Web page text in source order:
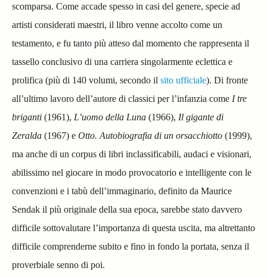
scomparsa. Come accade spesso in casi del genere, specie ad
artisti considerati maestri, il libro venne accolto come un
testamento, e fu tanto più atteso dal momento che rappresenta il
tassello conclusivo di una carriera singolarmente eclettica e
prolifica (più di 140 volumi, secondo il sito ufficiale). Di fronte
all’ultimo lavoro dell’autore di classici per l’infanzia come I tre
briganti (1961), L’uomo della Luna (1966), Il gigante di
Zeralda (1967) e Otto. Autobiografia di un orsacchiotto (1999),
ma anche di un corpus di libri inclassificabili, audaci e visionari,
abilissimo nel giocare in modo provocatorio e intelligente con le
convenzioni e i tabù dell’immaginario, definito da Maurice
Sendak il più originale della sua epoca, sarebbe stato davvero
difficile sottovalutare l’importanza di questa uscita, ma altrettanto
difficile comprenderne subito e fino in fondo la portata, senza il
proverbiale senno di poi.